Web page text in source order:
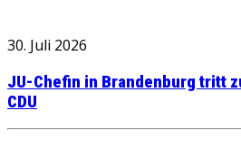
30. Juli 2026
JU-Chefin in Brandenburg tritt
CDU